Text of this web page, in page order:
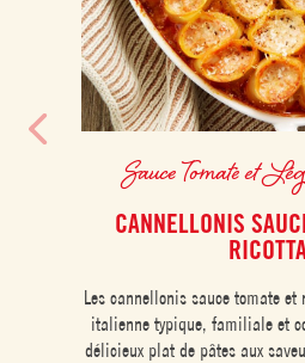
Sauce Tomate et
CANNELLONIS
Les cannellonis sauce tomate et
italienne typique, familiale et
délicieux plat de pâtes aux